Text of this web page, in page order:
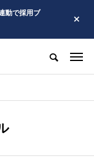
動で採用ブ